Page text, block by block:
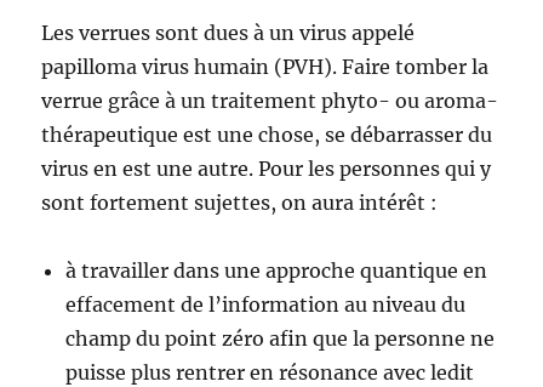
Les verrues sont dues à un virus appelé
papilloma virus humain (PVH). Faire tomber la
verrue grâce à un traitement phyto- ou aroma-
thérapeutique est une chose, se débarrasser du
virus en est une autre. Pour les personnes qui y
sont fortement sujettes, on aura intérêt :
à travailler dans une approche quantique en
effacement de l’information au niveau du
champ du point zéro afin que la personne ne
puisse plus rentrer en résonance avec ledit